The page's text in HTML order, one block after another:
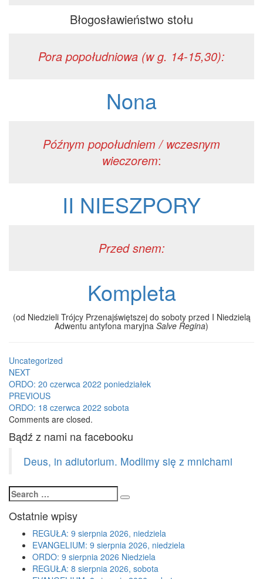
Błogosławieństwo stołu
Pora popołudniowa (w g. 14-15,30):
Nona
Późnym popołudniem / wczesnym
wieczorem:
II NIESZPORY
Przed snem:
Kompleta
(od Niedzieli Trójcy Przenajświętszej do soboty przed I Niedzielą
Adwentu antyfona maryjna Salve Regina)
Uncategorized
Post
navigation
NEXT
ORDO: 20 czerwca 2022 poniedziałek
PREVIOUS
ORDO: 18 czerwca 2022 sobota
Comments are closed.
Bądź z nami na facebooku
Deus, in adiutorium. Modlimy się z mnichami
Search
for:
Search
Ostatnie wpisy
REGUŁA: 9 sierpnia 2026, niedziela
EVANGELIUM: 9 sierpnia 2026, niedziela
ORDO: 9 sierpnia 2026 Niedziela
REGUŁA: 8 sierpnia 2026, sobota